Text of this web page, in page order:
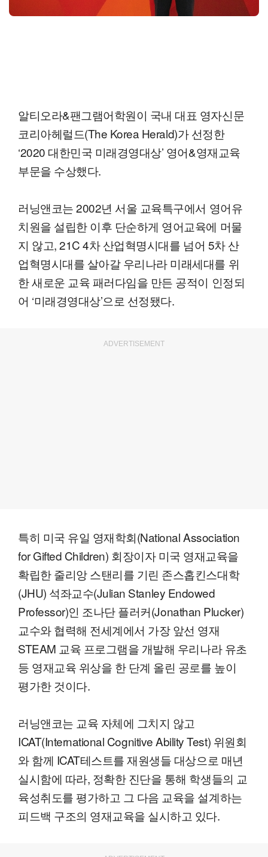
알티오라&팬그램어학원이 국내 대표 영자신문
코리아헤럴드(The Korea Herald)가 선정한
‘2020 대한민국 미래경영대상’ 영어&영재교육
부문을 수상했다.
러닝앤코는 2002년 서울 교육특구에서 영어유
치원을 설립한 이후 단순하게 영어교육에 머물
지 않고, 21C 4차 산업혁명시대를 넘어 5차 산
업혁명시대를 살아갈 우리나라 미래세대를 위
한 새로운 교육 패러다임을 만든 공적이 인정되
어 ‘미래경영대상’으로 선정됐다.
ADVERTISEMENT
특히 미국 유일 영재학회(National Association
for Gifted Children) 회장이자 미국 영재교육을
확립한 줄리앙 스탠리를 기린 존스홉킨스대학
(JHU) 석좌교수(Julian Stanley Endowed
Professor)인 조나단 플러커(Jonathan Plucker)
교수와 협력해 전세계에서 가장 앞선 영재
STEAM 교육 프로그램을 개발해 우리나라 유초
등 영재교육 위상을 한 단계 올린 공로를 높이
평가한 것이다.
러닝앤코는 교육 자체에 그치지 않고
ICAT(International Cognitive Ability Test) 위원회
와 함께 ICAT테스트를 재원생들 대상으로 매년
실시함에 따라, 정확한 진단을 통해 학생들의 교
육성취도를 평가하고 그 다음 교육을 설계하는
피드백 구조의 영재교육을 실시하고 있다.